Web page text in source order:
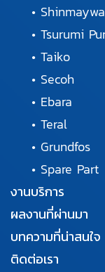
• Shinmaywa
• Tsurumi
• Taiko
• Secoh
• Ebara
• Teral
• Grundfos
• Spare Part
งานบริการ
ผลงานที่ผ่านมา
บทความที่น่าสนใจ
ติดต่อเรา